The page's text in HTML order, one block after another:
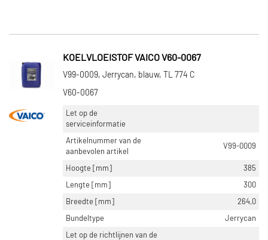
KOELVLOEISTOF VAICO V60-0067
V99-0009, Jerrycan, blauw, TL 774 C
V60-0067
Let op de
serviceinformatie
Artikelnummer van de
aanbevolen artikel
V99-0009
Hoogte [mm]
385
Lengte [mm]
300
Breedte [mm]
264,0
Bundeltype
Jerrycan
Let op de richtlijnen van de